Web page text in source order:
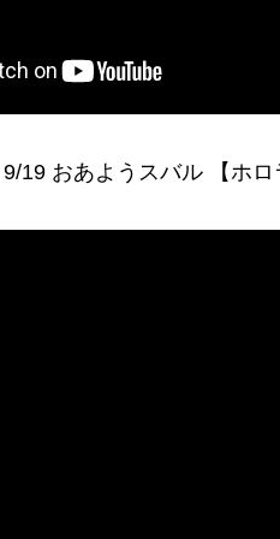
9/19 おあようスバル 【ホロ